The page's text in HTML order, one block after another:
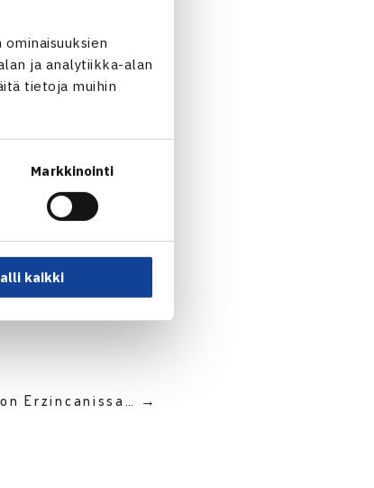
ja analytiikka-alan
tietoja muihin
Markkinointi
kaikki
suuntaan,
Erzincanissa… →